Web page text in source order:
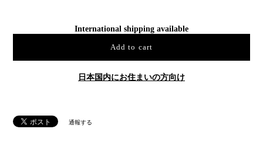
International shipping available
Add to cart
日本国内にお住まいの方向け
通報する